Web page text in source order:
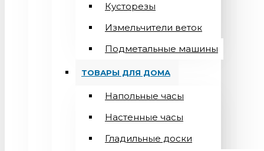
Кусторезы
Измельчители веток
Подметальные машины
ТОВАРЫ ДЛЯ ДОМА
Напольные часы
Настенные часы
Гладильные доски